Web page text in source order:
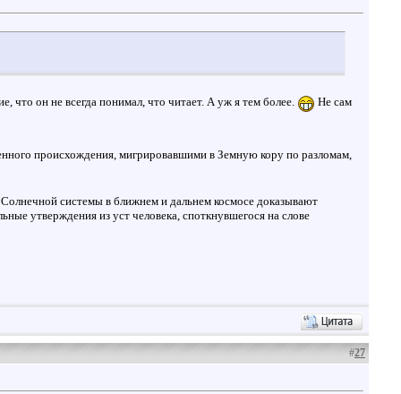
он не всегда понимал, что читает. А уж я тем более. Не сам
происхождения, мигрировавшими в Земную кору по разломам,
системы в ближнем и дальнем космосе доказывают
утверждения из уст человека, споткнувшегося на слове
#27